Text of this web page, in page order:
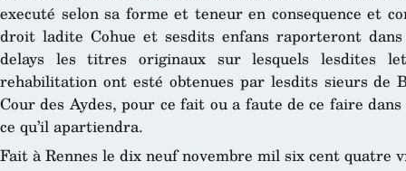
executé selon sa forme et teneur en consequence et
droit ladite Cohue et sesdits enfans raporteront
delays les titres originaux sur lesquels lesdites
rehabilitation ont esté obtenues par lesdits sieurs de
Cour des Aydes, pour ce fait ou a faute de ce faire
ce qu’il apartiendra.
Fait à Rennes le dix neuf novembre mil six cent quatre